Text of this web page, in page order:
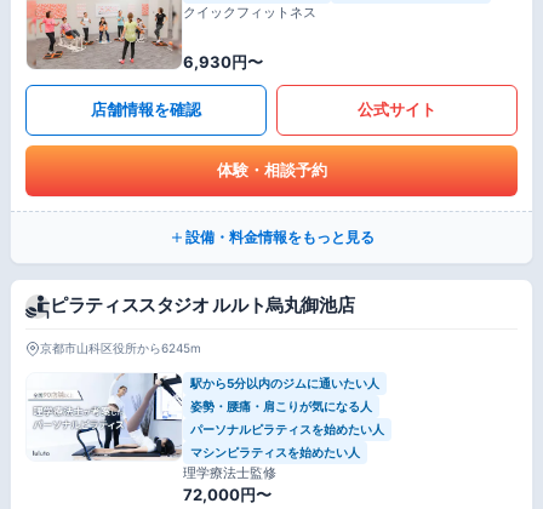
クイックフィットネス
6,930円〜
店舗情報を確認 公式サイト
体験・相談予約
設備・料金情報をもっと見る
ピラティススタジオ ルルト烏丸御池店
京都市山科区役所から6245m
駅から5分以内のジムに通いたい人
姿勢・腰痛・肩こりが気になる人
パーソナルピラティスを始めたい人
マシンピラティスを始めたい人
理学療法士監修
72,000円〜